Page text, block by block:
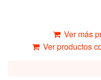
Ver más
Ver productos